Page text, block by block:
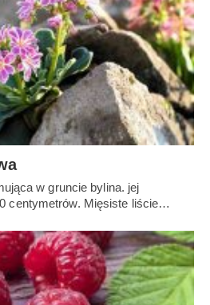
w gruncie bylina. jej
centymetrów. Mięsiste liście…